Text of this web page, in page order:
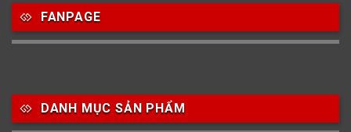
FANPAGE
DANH MỤC SẢN PHẨM